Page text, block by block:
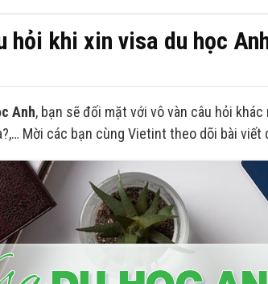
hỏi khi xin visa du học
Anh, bạn sẽ đối mặt với vô vàn câu hỏi
Mời các bạn cùng Vietint theo dõi bài